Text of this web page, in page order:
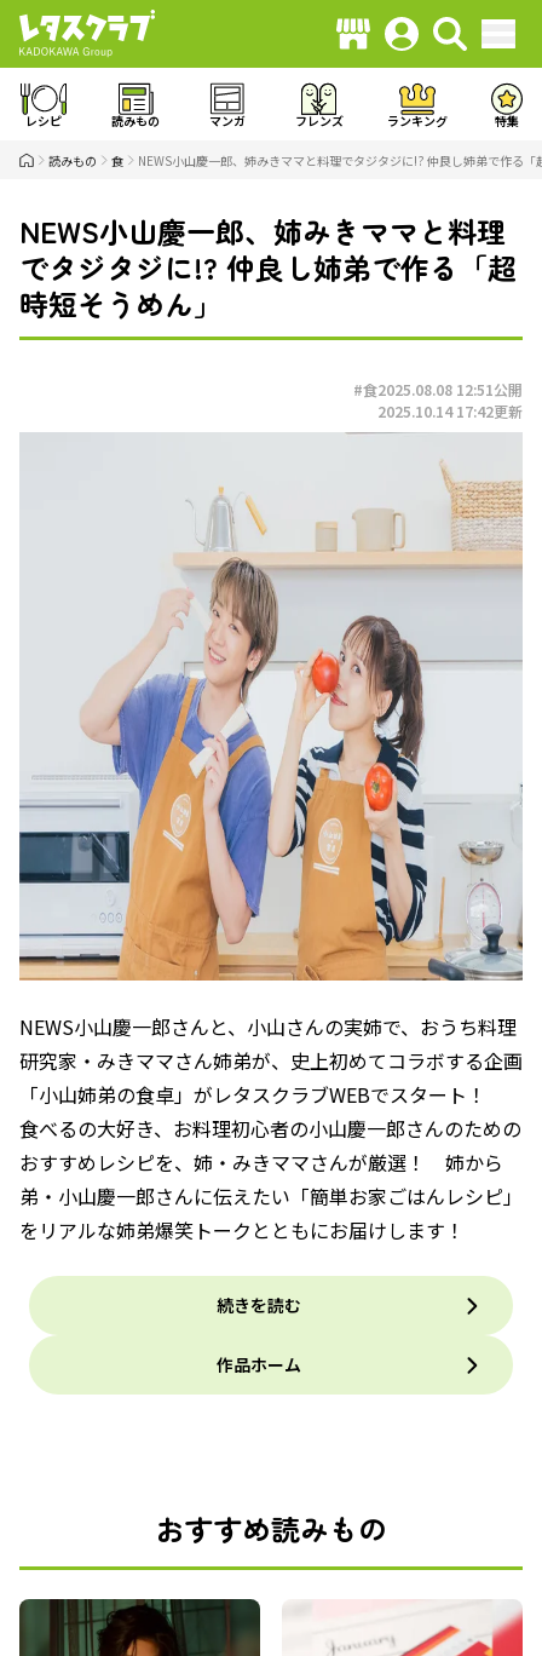
レシピ 読みもの マンガ フレンズ ランキング 特集
読みもの 食 NEWS小山慶一郎、姉みきママと料理でタジタジに!? 仲良し姉弟で作る「
NEWS小山慶一郎、姉みきママと料理
でタジタジに!? 仲良し姉弟で作る「超
時短そうめん」
#食2025.08.08 12:51公開
2025.10.14 17:42更新
NEWS小山慶一郎さんと、小山さんの実姉で、おうち料理
研究家・みきママさん姉弟が、史上初めてコラボする企画
「小山姉弟の食卓」がレタスクラブWEBでスタート！
食べるの大好き、お料理初心者の小山慶一郎さんのための
おすすめレシピを、姉・みきママさんが厳選！ 姉から
弟・小山慶一郎さんに伝えたい「簡単お家ごはんレシピ」
をリアルな姉弟爆笑トークとともにお届けします！
続きを読む
作品ホーム
おすすめ読みもの